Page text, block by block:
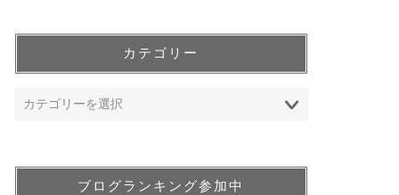
カテゴリー
ブログランキング参加中